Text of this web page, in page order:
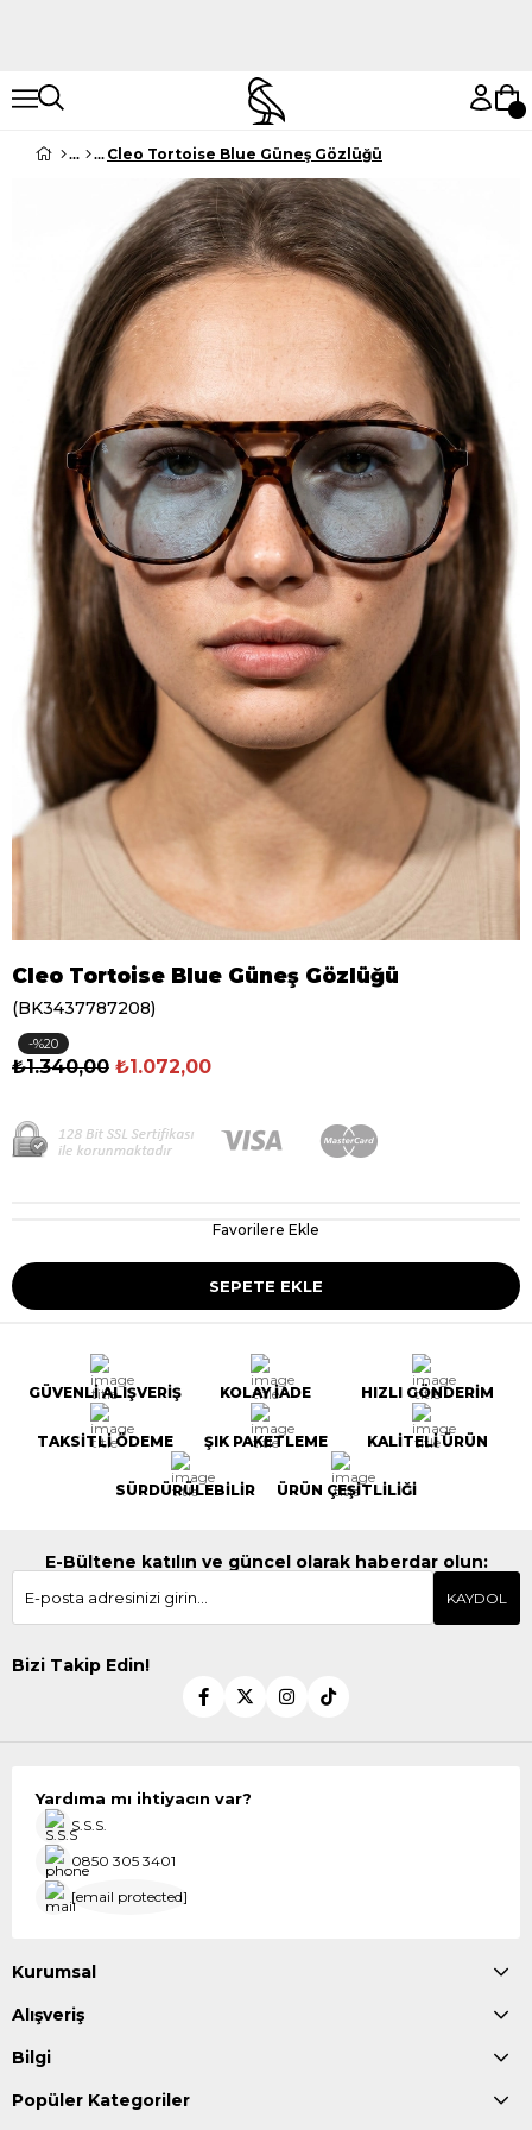
Cleo Tortoise Blue Güneş Gözlüğü
Cleo Tortoise Blue Güneş Gözlüğü
(BK3437787208)
20
₺1.340,00 ₺1.072,00
Favorilere Ekle
GÜVENLİ ALIŞVERİŞ KOLAY İADE HIZLI GÖNDERİM
TAKSİTLİ ÖDEME ŞIK PAKETLEME KALİTELİ ÜRÜN
SÜRDÜRÜLEBİLİR ÜRÜN ÇEŞİTLİLİĞİ
E-Bültene katılın ve güncel olarak haberdar olun:
KAYDOL
Bizi Takip Edin!
Yardıma mı ihtiyacın var?
S.S.S.
0850 305 3401
[email protected]
Kurumsal
Alışveriş
Bilgi
Popüler Kategoriler